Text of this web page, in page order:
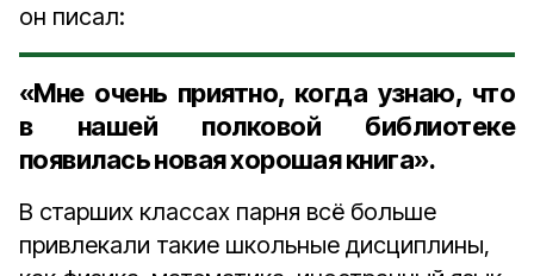
он писал:
«Мне очень приятно, когда узнаю, что
в нашей полковой библиотеке
появилась новая хорошая книга».
В старших классах парня всё больше
привлекали такие школьные дисциплины,